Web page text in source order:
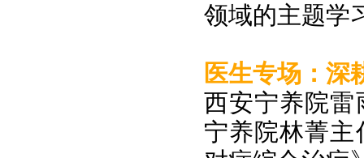
领域的主题学
医生专场：深
西安宁养院雷
宁养院林菁